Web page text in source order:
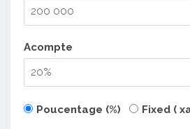
Acompte
Poucentage (%) Fixed (